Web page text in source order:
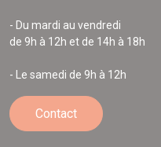
- Du mardi au vendredi
de 9h à 12h et de 14h à 18h
- Le samedi de 9h à 12h
Contact